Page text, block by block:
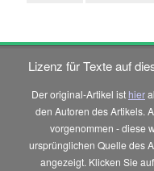
Lizenz für Texte auf
Der original-Artikel ist hier
den Autoren des Artikels.
vorgenommen - diese
ursprünglichen Quelle des
angezeigt. Klicken Sie